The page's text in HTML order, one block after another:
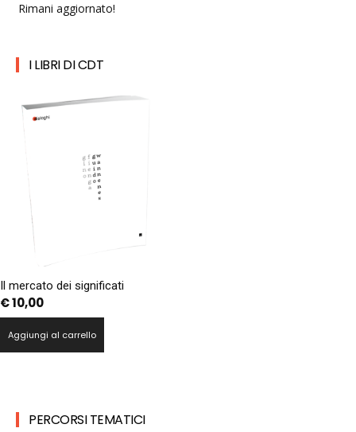
Rimani aggiornato!
I LIBRI DI CDT
Il mercato dei significati
€10,00
Aggiungi al carrello
PERCORSI TEMATICI